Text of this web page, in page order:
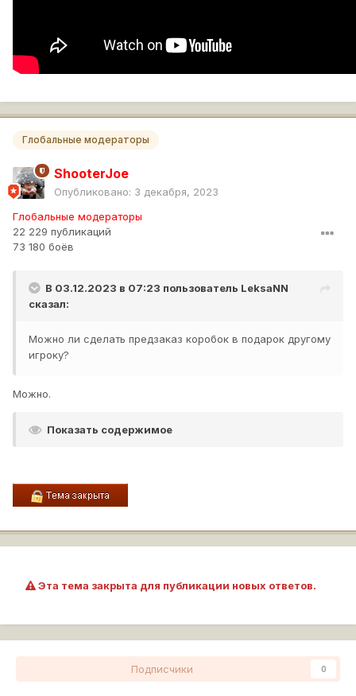
Глобальные модераторы
ShooterJoe
Опубликовано: 3 декабря, 2023
Глобальные модераторы
22 229 публикаций
73 180 боёв
В 03.12.2023 в 07:23 пользователь LeksaNN
сказал:
Можно ли сделать предзаказ коробок в подарок другому
игроку?
Можно.
Показать содержимое
Эта тема закрыта для публикации новых ответов.
Подписчики 0